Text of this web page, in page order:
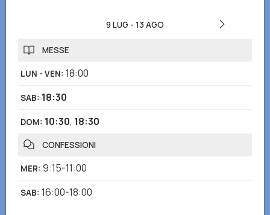
9 LUG - 13 AGO
MESSE
LUN - VEN: 18:00
SAB: 18:30
DOM: 10:30, 18:30
CONFESSIONI
MER: 9:15-11:00
SAB: 16:00-18:00